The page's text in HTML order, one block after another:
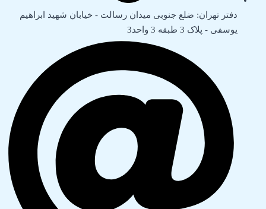
دفتر تهران: ضلع جنوبی میدان رسالت - خیابان شهید ابراهیم
یوسفی - پلاک 3 طبقه 3 واحد3